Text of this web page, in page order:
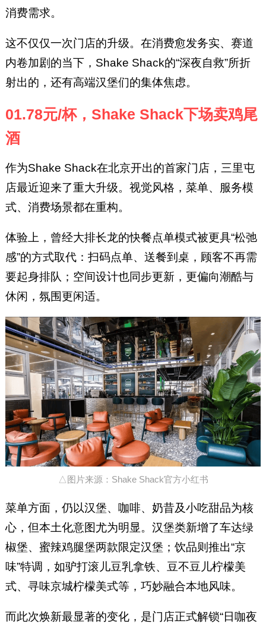
消费需求。
这不仅仅一次门店的升级。在消费愈发务实、赛道
内卷加剧的当下，Shake Shack的“深夜自救”所折
射出的，还有高端汉堡们的集体焦虑。
01.78元/杯，Shake Shack下场卖鸡尾
酒
作为Shake Shack在北京开出的首家门店，三里屯
店最近迎来了重大升级。视觉风格，菜单、服务模
式、消费场景都在重构。
体验上，曾经大排长龙的快餐点单模式被更具“松弛
感”的方式取代：扫码点单、送餐到桌，顾客不再需
要起身排队；空间设计也同步更新，更偏向潮酷与
休闲，氛围更闲适。
△图片来源：Shake Shack官方小红书
菜单方面，仍以汉堡、咖啡、奶昔及小吃甜品为核
心，但本土化意图尤为明显。汉堡类新增了车达绿
椒堡、蜜辣鸡腿堡两款限定汉堡；饮品则推出“京
味”特调，如驴打滚儿豆乳拿铁、豆不豆儿柠檬美
式、寻味京城柠檬美式等，巧妙融合本地风味。
而此次焕新最显著的变化，是门店正式解锁“日咖夜